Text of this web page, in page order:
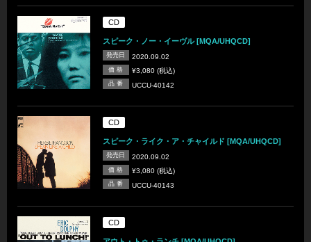
CD
スピーク・ノー・イーヴル [MQA/UHQCD]
発売日 2020.09.02
価 格 ¥3,080 (税込)
品 番 UCCU-40142
CD
スピーク・ライク・ア・チャイルド [MQA/UHQCD]
発売日 2020.09.02
価 格 ¥3,080 (税込)
品 番 UCCU-40143
CD